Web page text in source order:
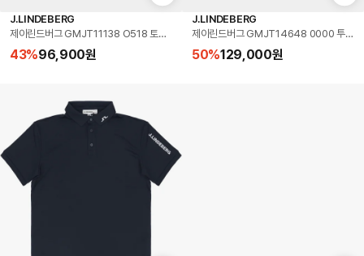
J.LINDEBERG
제이린드버그 GMJT11138 O518 토르 프린트 슬림핏 골프 남성 긴팔티
43%96,900원
J.LINDEBERG
제이린드버그 GMJT14648 0000 투어 테
50%129,000원